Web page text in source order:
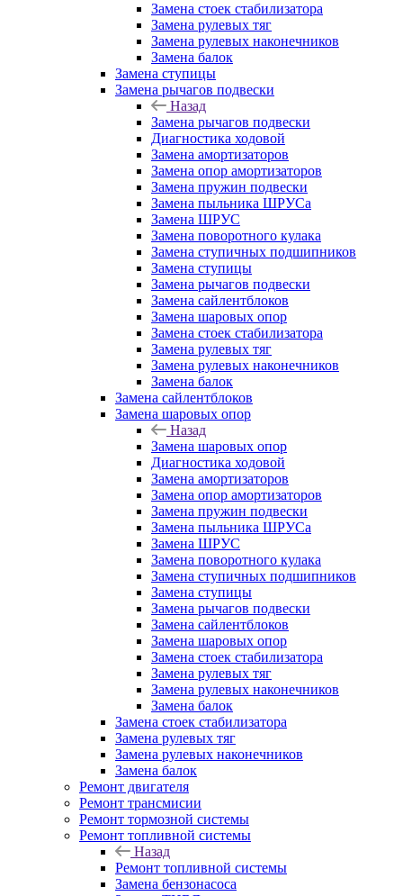
Замена стоек стабилизатора
Замена рулевых тяг
Замена рулевых наконечников
Замена балок
Замена ступицы
Замена рычагов подвески
Назад
Замена рычагов подвески
Диагностика ходовой
Замена амортизаторов
Замена опор амортизаторов
Замена пружин подвески
Замена пыльника ШРУСа
Замена ШРУС
Замена поворотного кулака
Замена ступичных подшипников
Замена ступицы
Замена рычагов подвески
Замена сайлентблоков
Замена шаровых опор
Замена стоек стабилизатора
Замена рулевых тяг
Замена рулевых наконечников
Замена балок
Замена сайлентблоков
Замена шаровых опор
Назад
Замена шаровых опор
Диагностика ходовой
Замена амортизаторов
Замена опор амортизаторов
Замена пружин подвески
Замена пыльника ШРУСа
Замена ШРУС
Замена поворотного кулака
Замена ступичных подшипников
Замена ступицы
Замена рычагов подвески
Замена сайлентблоков
Замена шаровых опор
Замена стоек стабилизатора
Замена рулевых тяг
Замена рулевых наконечников
Замена балок
Замена стоек стабилизатора
Замена рулевых тяг
Замена рулевых наконечников
Замена балок
Ремонт двигателя
Ремонт трансмисии
Ремонт тормозной системы
Ремонт топливной системы
Назад
Ремонт топливной системы
Замена бензонасоса